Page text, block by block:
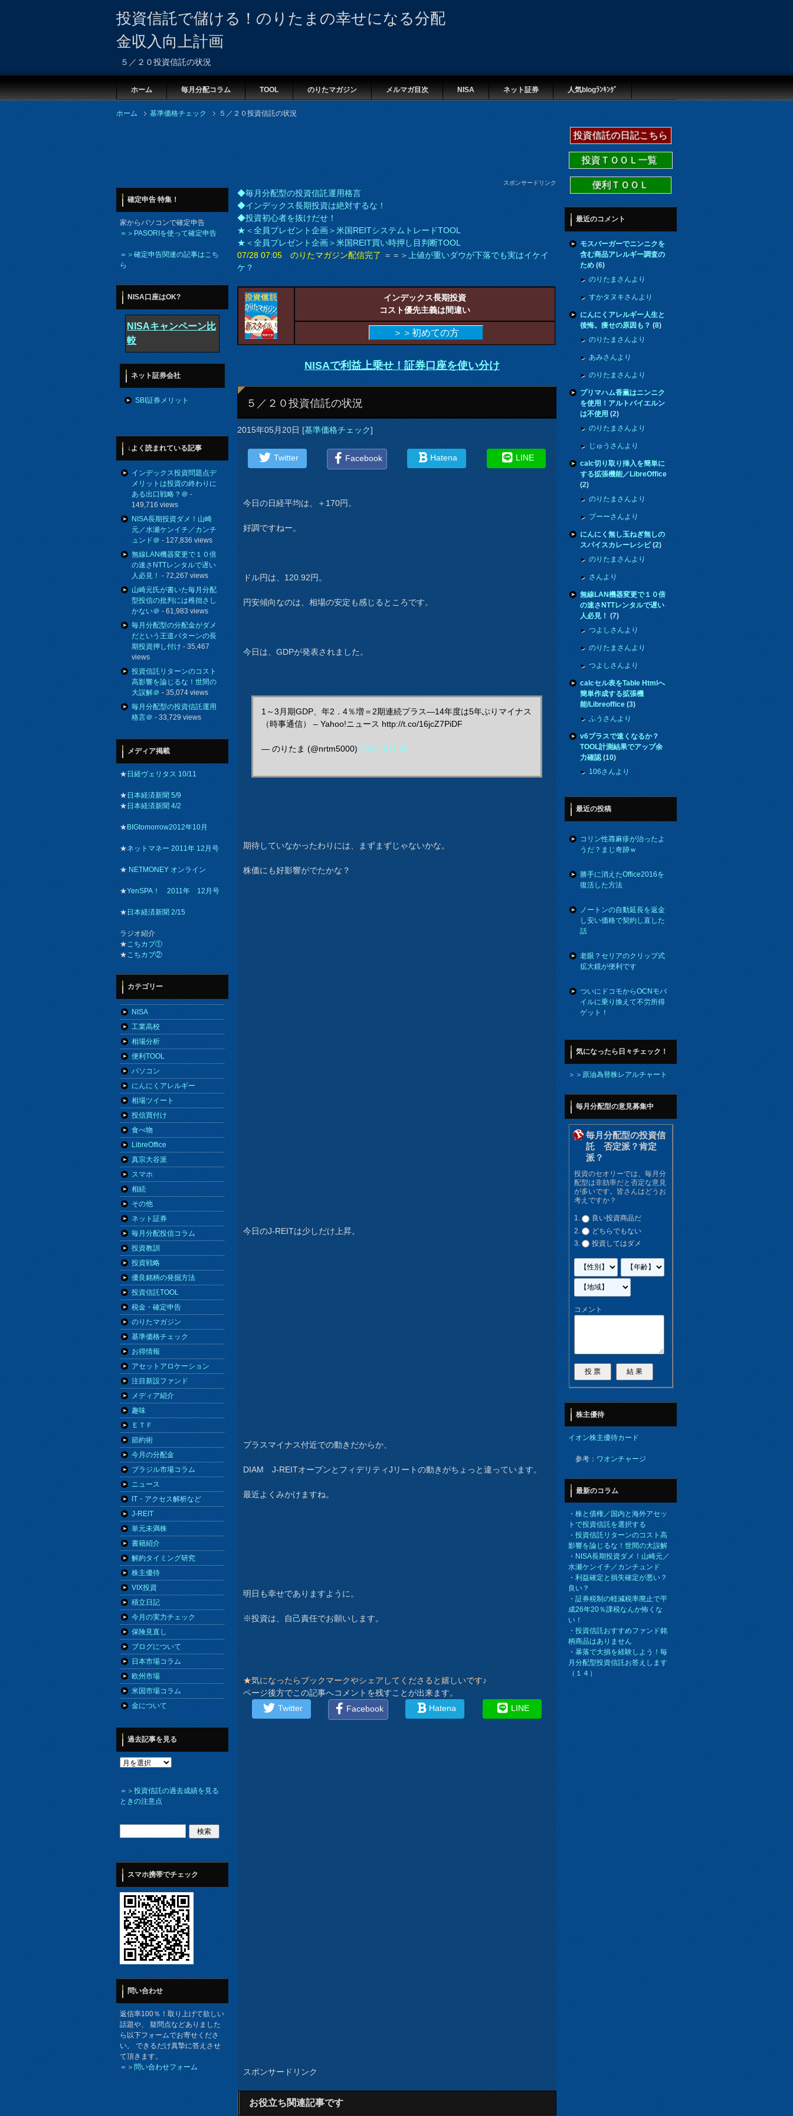
投資信託で儲ける！のりたまの幸せになる分配
金収入向上計画
５／２０投資信託の状況
ホーム 毎月分配コラム TOOL のりたマガジン メルマガ目次 NISA ネット証券 人気blogﾗﾝｷﾝｸﾞ
ホーム 基準価格チェック ５／２０投資信託の状況
スポンサードリンク
◆毎月分配型の投資信託運用格言
◆インデックス長期投資は絶対するな！
◆投資初心者を抜けだせ！
★＜全員プレゼント企画＞米国REITシステムトレードTOOL
★＜全員プレゼント企画＞米国REIT買い時押し目判断TOOL
07/28 07:05 のりたマガジン配信完了＝＝＞上値が重いダウが下落でも実はイケイ
ケ？
インデックス長期投資
コスト優先主義は間違い
＞＞初めての方
NISAで利益上乗せ！証券口座を使い分け
５／２０投資信託の状況
2015年05月20日[基準価格チェック]
Twitter Facebook Hatena LINE
今日の日経平均は、＋170円。
好調ですねー。
ドル円は、120.92円。
円安傾向なのは、相場の安定も感じるところです。
今日は、GDPが発表されました。
1～3月期GDP、年2．4％増＝2期連続プラス―14年度は5年ぶりマイナス
（時事通信） – Yahoo!ニュース http://t.co/16jcZ7PiDF
— のりたま (@nrtm5000) 2015, 5月 20
期待していなかったわりには、まずまずじゃないかな。
株価にも好影響がでたかな？
今日のJ-REITは少しだけ上昇。
プラスマイナス付近での動きだからか、
DIAM J-REITオープンとフィデリティJリートの動きがちょっと違っています。
最近よくみかけますね。
明日も幸せでありますように。
※投資は、自己責任でお願いします。
★気になったらブックマークやシェアしてくださると嬉しいです♪
ページ後方でこの記事へコメントを残すことが出来ます。
Twitter
Facebook Hatena LINE
スポンサードリンク
お役立ち関連記事です
確定申告 特集！
家からパソコンで確定申告
＝＞PASORIを使って確定申告
＝＞確定申告関連の記事はこち
ら
NISA口座はOK?
NISAキャンペーン比
較
ネット証券会社
SBI証券メリット
↓よく読まれている記事
インデックス投資問題点デ
メリットは投資の終わりに
ある出口戦略？＠-
149,716 views
NISA長期投資ダメ！山崎
元／水瀬ケンイチ／カンチ
ュンド＠- 127,836 views
無線LAN機器変更で１０倍
の速さNTTレンタルで遅い
人必見！- 72,267 views
山崎元氏が書いた毎月分配
型投信の批判には稚拙さし
かない＠- 61,983 views
毎月分配型の分配金がダメ
だという王道パターンの長
期投資押し付け- 35,467
views
投資信託リターンのコスト
高影響を論じるな！世間の
大誤解＠- 35,074 views
毎月分配型の投資信託運用
格言＠- 33,729 views
メディア掲載
★日経ヴェリタス 10/11
★日本経済新聞 5/9
★日本経済新聞 4/2
★BIGtomorrow2012年10月
★ネットマネー 2011年 12月号
★NETMONEY オンライン
★YenSPA！ 2011年 12月号
★日本経済新聞 2/15
ラジオ紹介
★こちカブ①
★こちカブ②
カテゴリー
NISA
工業高校
相場分析
便利TOOL
パソコン
にんにくアレルギー
相場ツイート
投信買付け
食べ物
LibreOffice
真宗大谷派
スマホ
相続
その他
ネット証券
毎月分配投信コラム
投資教訓
投資戦略
優良銘柄の発掘方法
投資信託TOOL
税金・確定申告
のりたマガジン
基準価格チェック
お得情報
アセットアロケーション
注目新設ファンド
メディア紹介
趣味
ＥＴＦ
節約術
今月の分配金
ブラジル市場コラム
ニュース
IT・アクセス解析など
J-REIT
単元未満株
書籍紹介
解約タイミング研究
株主優待
VIX投資
積立日記
今月の実力チェック
保険見直し
ブログについて
日本市場コラム
欧州市場
米国市場コラム
金について
過去記事を見る
＝＞投資信託の過去成績を見る
ときの注意点
スマホ携帯でチェック
問い合わせ
返信率100％！取り上げて欲しい
話題や、 疑問点などありました
ら以下フォームでお寄せくださ
い。 できるだけ真摯に答えさせ
て頂きます。
＝＞問い合わせフォーム
投資信託の日記こちら
投資ＴＯＯＬ一覧
便利ＴＯＯＬ
最近のコメント
モスバーガーでニンニクを
含む商品アレルギー調査の
ため(6)
のりたまさんより
すかタヌキさんより
にんにくアレルギー人生と
後悔。痩せの原因も？(8)
のりたまさんより
あみさんより
のりたまさんより
プリマハム香薫はニンニク
を使用！アルトバイエルン
は不使用(2)
のりたまさんより
じゅうさんより
calc切り取り挿入を簡単に
する拡張機能／LibreOffice
(2)
のりたまさんより
プーーさんより
にんにく無し玉ねぎ無しの
スパイスカレーレシピ(2)
のりたまさんより
さんより
無線LAN機器変更で１０倍
の速さNTTレンタルで遅い
人必見！(7)
つよしさんより
のりたまさんより
つよしさんより
calcセル表をTable Htmlへ
簡単作成する拡張機
能/Libreoffice(3)
ふうさんより
v6プラスで速くなるか？
TOOL計測結果でアップ余
力確認(10)
106さんより
最近の投稿
コリン性蕁麻疹が治ったよ
うだ？まじ奇跡ｗ
勝手に消えたOffice2016を
復活した方法
ノートンの自動延長を返金
し安い価格で契約し直した
話
老眼？セリアのクリップ式
拡大鏡が便利です
ついにドコモからOCNモバ
イルに乗り換えて不労所得
ゲット！
気になったら日々チェック！
＞＞原油為替株レアルチャート
毎月分配型の意見募集中
毎月分配型の投資信
託 否定派？肯定
派？
投資のセオリーでは、毎月分
配型は非効率だと否定な意見
が多いです。皆さんはどうお
考えですか？
良い投資商品だ
どちらでもない
投資してはダメ
コメント
株主優待
イオン株主優待カード
参考：ワオンチャージ
最新のコラム
・株と債権／国内と海外アセッ
トで投資信託を選択する
・投資信託リターンのコスト高
影響を論じるな！世間の大誤解
・NISA長期投資ダメ！山崎元／
水瀬ケンイチ／カンチュンド
・利益確定と損失確定が悪い？
良い？
・証券税制の軽減税率廃止で平
成26年20％課税なんか怖くな
い！
・投資信託おすすめファンド銘
柄商品はありません
・暴落で大損を経験しよう！毎
月分配型投資信託お答えします
（１４）